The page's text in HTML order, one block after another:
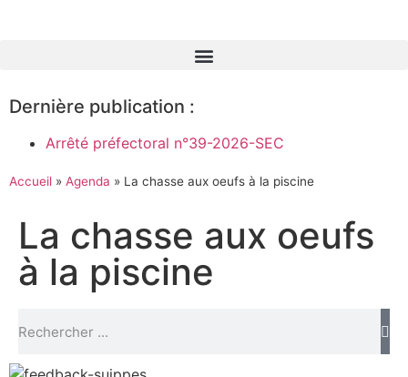
Dernière publication :
Arrêté préfectoral n°39-2026-SEC
Accueil » Agenda » La chasse aux oeufs à la piscine
La chasse aux oeufs
à la piscine